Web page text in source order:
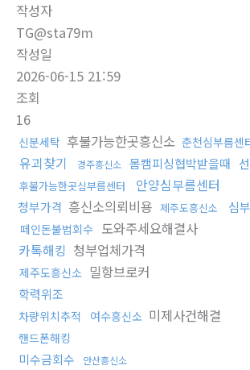
작성자
TG@sta79m
작성일
2026-06-15 21:59
조회
16
신분세탁 후불가능한곳흥신소 춘천심부름센
유괴찾기 경주흥신소 몸캠피싱협박받을때
후불가능한곳심부름센터 안양심부름센터
청부가격 흥신소의뢰비용 제주도흥신소 심
떼인돈불법회수 도와주세요해결사
카톡해킹 청부업체가격
제주도흥신소 밀항브로커
학력위조
차량위치추적 여수흥신소 미제사건해결
핸드폰해킹
미수금회수 안산흥신소